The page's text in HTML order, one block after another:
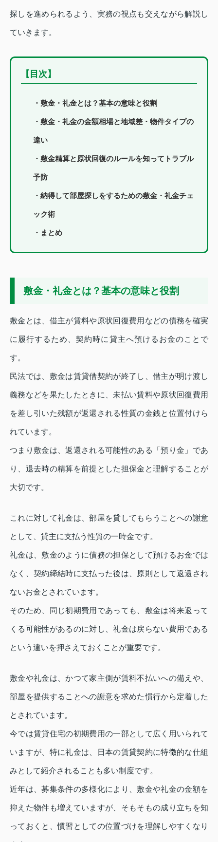
探しを進められるよう、実務の視点も交えながら解説し
ていきます。
【目次】
・敷金・礼金とは？基本の意味と役割
・敷金・礼金の金額相場と地域差・物件タイプの
違い
・敷金精算と原状回復のルールを知ってトラブル
予防
・納得して部屋探しをするための敷金・礼金チェ
ック術
・まとめ
敷金・礼金とは？基本の意味と役割
敷金とは、借主が賃料や原状回復費用などの債務を確実
に履行するため、契約時に貸主へ預けるお金のことで
す。
民法では、敷金は賃貸借契約が終了し、借主が明け渡し
義務などを果たしたときに、未払い賃料や原状回復費用
を差し引いた残額が返還される性質の金銭と位置付けら
れています。
つまり敷金は、返還される可能性のある「預り金」であ
り、退去時の精算を前提とした担保金と理解することが
大切です。
これに対して礼金は、部屋を貸してもらうことへの謝意
として、貸主に支払う性質の一時金です。
礼金は、敷金のように債務の担保として預けるお金では
なく、契約締結時に支払った後は、原則として返還され
ないお金とされています。
そのため、同じ初期費用であっても、敷金は将来返って
くる可能性があるのに対し、礼金は戻らない費用である
という違いを押さえておくことが重要です。
敷金や礼金は、かつて家主側が賃料不払いへの備えや、
部屋を提供することへの謝意を求めた慣行から定着した
とされています。
今では賃貸住宅の初期費用の一部として広く用いられて
いますが、特に礼金は、日本の賃貸契約に特徴的な仕組
みとして紹介されることも多い制度です。
近年は、募集条件の多様化により、敷金や礼金の金額を
抑えた物件も増えていますが、そもそもの成り立ちを知
っておくと、慣習としての位置づけを理解しやすくなり